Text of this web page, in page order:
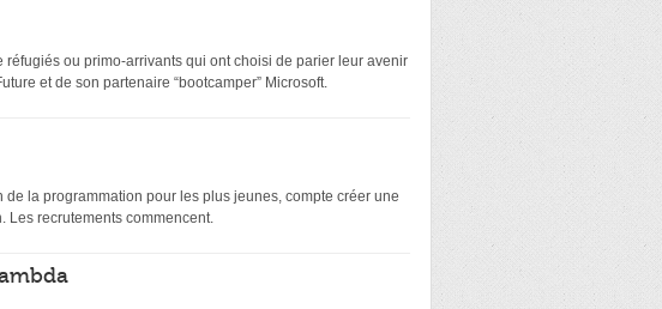
réfugiés ou primo-arrivants qui ont choisi de parier leur avenir
et de son partenaire “bootcamper” Microsoft.
la programmation pour les plus jeunes, compte créer une
Les recrutements commencent.